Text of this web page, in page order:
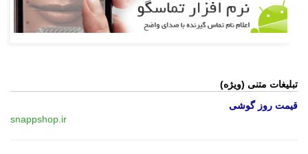
تبلیغات متنی (ویژه)
قیمت روز گوشی
snappshop.ir